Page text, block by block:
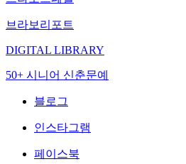
브라보리포트
DIGITAL LIBRARY
50+ 시니어 신춘문예
블로그
인스타그램
페이스북